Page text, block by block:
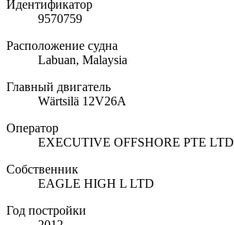
Идентификатор
9570759
Расположение судна
Labuan, Malaysia
Главный двигатель
Wärtsilä 12V26A
Оператор
EXECUTIVE OFFSHORE PTE LTD
Собственник
EAGLE HIGH L LTD
Год постройки